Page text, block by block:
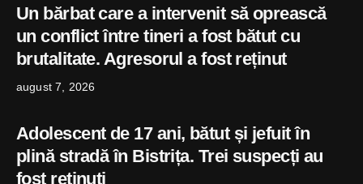
Un bărbat care a intervenit să oprească
un conflict între tineri a fost bătut cu
brutalitate. Agresorul a fost reținut
august 7, 2026
Adolescent de 17 ani, bătut și jefuit în
plină stradă în Bistrița. Trei suspecți au
fost reținuți